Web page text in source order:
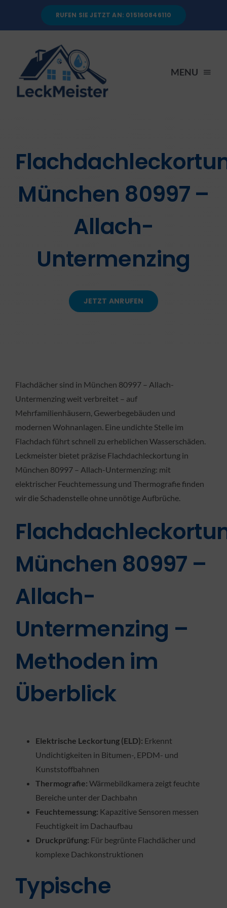
RUFEN SIE JETZT AN: 015160846110
MENU
München 80997 –
Allach-
Untermenzing
JETZT ANRUFEN
Flachdächer sind in München 80997 – Allach-
Untermenzing weit verbreitet – auf
Mehrfamilienhäusern, Gewerbegebäuden und
modernen Wohnanlagen. Eine undichte Stelle im
Flachdach führt schnell zu erheblichen Wasserschäden.
Leckmeister bietet präzise Flachdachleckortung in
München 80997 – Allach-Untermenzing: mit
elektrischer Feuchtemessung und Thermografie finden
wir die Schadenstelle ohne unnötige Aufbrüche.
München 80997 –
Allach-
Untermenzing –
Methoden im
Überblick
Elektrische Leckortung (ELD): Erkennt
Undichtigkeiten in Bitumen-, EPDM- und
Kunststoffbahnen
Thermografie: Wärmebildkamera zeigt feuchte
Bereiche unter der Dachbahn
Feuchtemessung: Kapazitive Sensoren messen
Feuchtigkeit im Dachaufbau
Druckprüfung: Für begrünte Flachdächer und
komplexe Dachkonstruktionen
Typische